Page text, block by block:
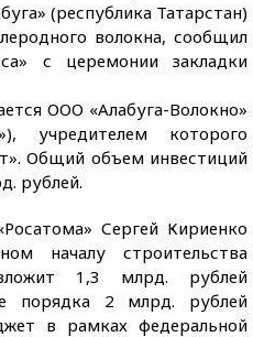
(республика Татарстан)
волокна, сообщил
с церемонии закладки
ООО «Алабуга-Волокно»
учредителем которого
Общий объем инвестиций
рублей.
Сергей Кириенко
началу строительства
1,3 млрд. рублей
порядка 2 млрд. рублей
в рамках федеральной